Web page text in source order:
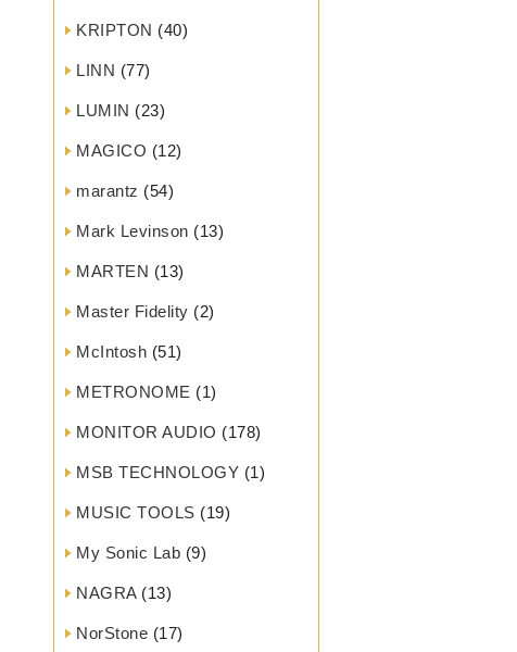
KRIPTON (40)
LINN (77)
LUMIN (23)
MAGICO (12)
marantz (54)
Mark Levinson (13)
MARTEN (13)
Master Fidelity (2)
McIntosh (51)
METRONOME (1)
MONITOR AUDIO (178)
MSB TECHNOLOGY (1)
MUSIC TOOLS (19)
My Sonic Lab (9)
NAGRA(13)
NorStone (17)